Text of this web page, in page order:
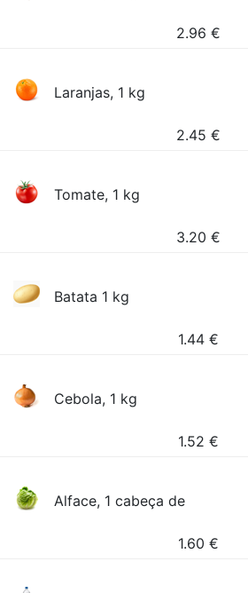
2.96 €
Laranjas, 1 kg
2.45 €
Tomate, 1 kg
3.20 €
Batata 1 kg
1.44 €
Cebola, 1 kg
1.52 €
Alface, 1 cabeça de
1.60 €